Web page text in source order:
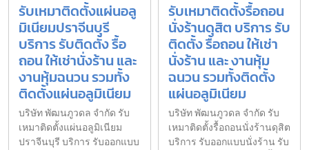
รับเหมาติดตั้งแผ่นอลู
มิเนียมปราจีนบุรี
บริการ รับติดตั้ง รื้อ
ถอน ให้เช่านั่งร้าน และ
งานหุ้มฉนวน รวมทั้ง
ติดตั้งแผ่นอลูมิเนียม
บริษัท พัฒนภูวดล จำกัด รับ
เหมาติดตั้งแผ่นอลูมิเนียม
ปราจีนบุรี บริการ รับออกแบบ
รับเหมาติดตั้งรื้อถอน
นั่งร้านดุสิต บริการ รับ
ติดตั้ง รื้อถอน ให้เช่า
นั่งร้าน และ งานหุ้ม
ฉนวน รวมทั้งติดตั้ง
แผ่นอลูมิเนียม
บริษัท พัฒนภูวดล จำกัด รับ
เหมาติดตั้งรื้อถอนนั่งร้านดุสิต
บริการ รับออกแบบนั่งร้าน รับ